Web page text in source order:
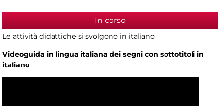
In corso(scheda attiva)
Le attività didattiche si svolgono in italiano
Videoguida in lingua italiana dei segni con sottotitoli in
italiano